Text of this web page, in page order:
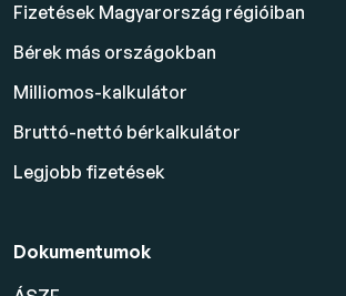
Fizetések Magyarország régióiban
Bérek más országokban
Milliomos-kalkulátor
Bruttó-nettó bérkalkulátor
Legjobb fizetések
Dokumentumok